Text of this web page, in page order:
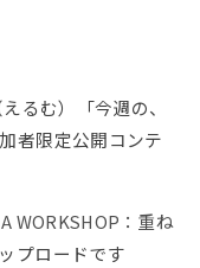
るむ）「今週の、
者限定公開コンテ
WORKSHOP：重ね
プロードです